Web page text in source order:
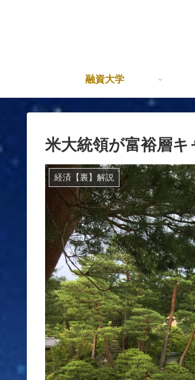
融資大学
米大統領が富裕層キ
経済【裏】解説